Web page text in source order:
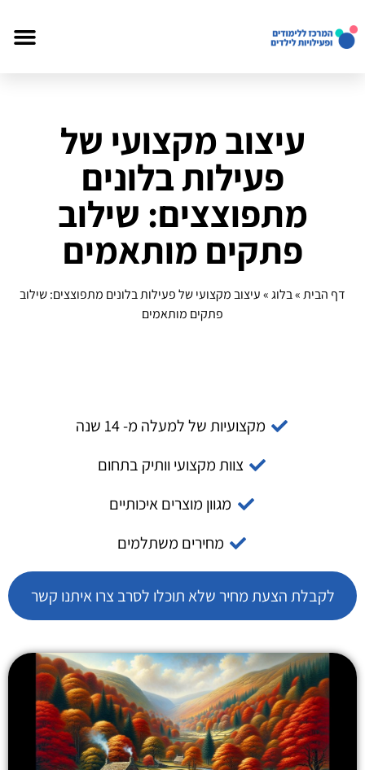
עיצוב מקצועי של
פעילות בלונים
מתפוצצים: שילוב
פתקים מותאמים
דף הבית»בלוג»עיצוב מקצועי של פעילות בלונים מתפוצצים: שילוב
פתקים מותאמים
מקצועיות של למעלה מ- 14 שנה
צוות מקצועי וותיק בתחום
מגוון מוצרים איכותיים
מחירים משתלמים
לקבלת הצעת מחיר שלא תוכלו לסרב צרו איתנו קשר